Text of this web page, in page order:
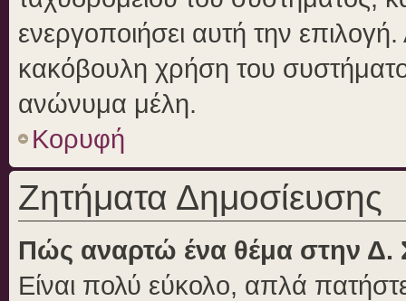
ενεργοποιήσει αυτή την
κακόβουλη χρήση του
ανώνυμα μέλη.
Κορυφή
Ζητήματα Δημοσίευσης
Πώς αναρτώ ένα θέμα στην Δ.
Είναι πολύ εύκολο, απλά